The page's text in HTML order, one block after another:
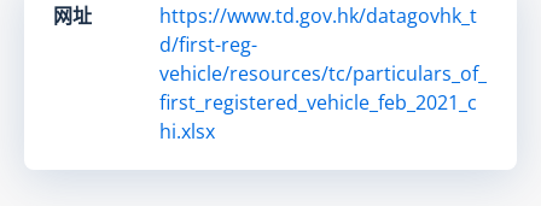
网址
https://www.td.gov.hk/datagovhk_t
d/first-reg-
vehicle/resources/tc/particulars_of_
first_registered_vehicle_feb_2021_c
hi.xlsx